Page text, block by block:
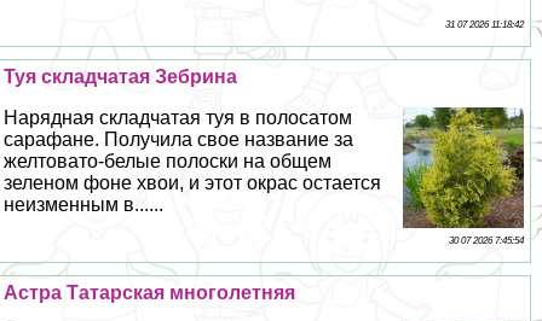
31 07 2026 11:18:42
Туя складчатая Зебрина
Нарядная складчатая туя в полосатом
сарафане. Получила свое название за
желтовато-белые полоски на общем
зеленом фоне хвои, и этот окрас остается
неизменным в......
30 07 2026 7:45:54
Астра Татарская многолетняя